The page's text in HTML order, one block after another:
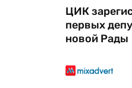
ЦИК
первых
новой Рады